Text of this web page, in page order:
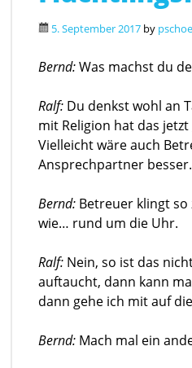
5. September 2017 by
Bernd:Was machst du
Ralf:Du denkst wohl an
mit Religion hat das
Vielleicht wäre auch
Ansprechpartner besser.
Bernd:Betreuer klingt so
wie… rund um die Uhr.
Ralf:Nein, so ist das
auftaucht, dann kann
dann gehe ich mit auf
Bernd:Mach mal ein